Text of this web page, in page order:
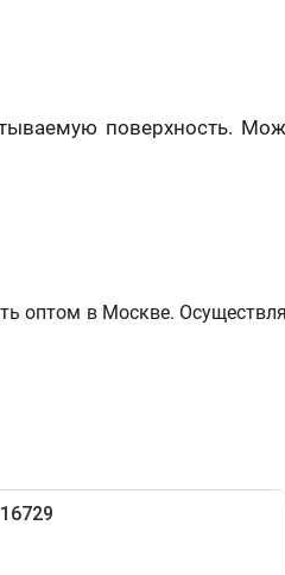
поверхность.
оптом в Москве.
16729